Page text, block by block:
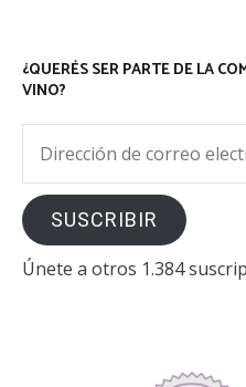
¿QUERÉS SER PARTE DE LA
VINO?
correo
electrónico
SUSCRIBIR
Únete a otros 1.384